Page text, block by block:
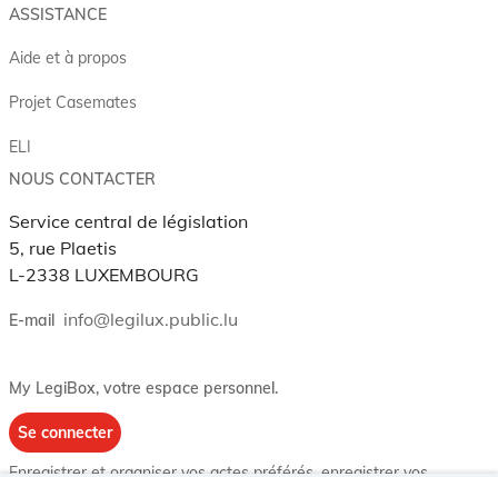
ASSISTANCE
Aide et à propos
Projet Casemates
ELI
NOUS CONTACTER
Service central de législation
5, rue Plaetis
L-2338 LUXEMBOURG
E-mail info@legilux.public.lu
My LegiBox, votre espace personnel.
Se connecter
Enregistrer et organiser vos actes préférés, enregistrer vos